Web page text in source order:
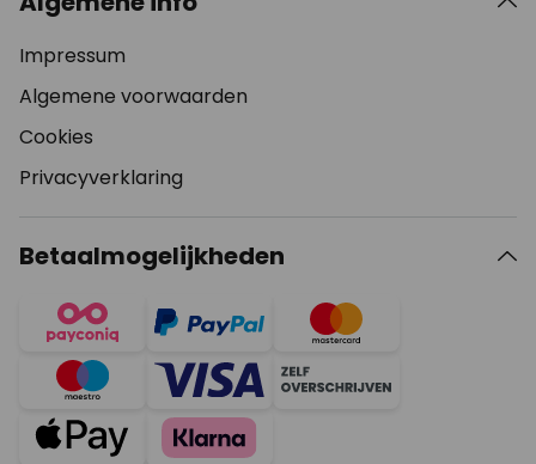
Impressum
Algemene voorwaarden
Cookies
Privacyverklaring
Betaalmogelijkheden